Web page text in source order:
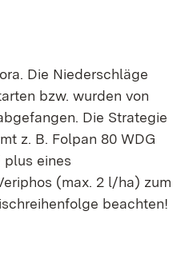
Die Niederschläge
bzw. wurden von
Die Strategie
z. B. Folpan 80 WDG
eines
(max. 2 l/ha) zum
beachten!